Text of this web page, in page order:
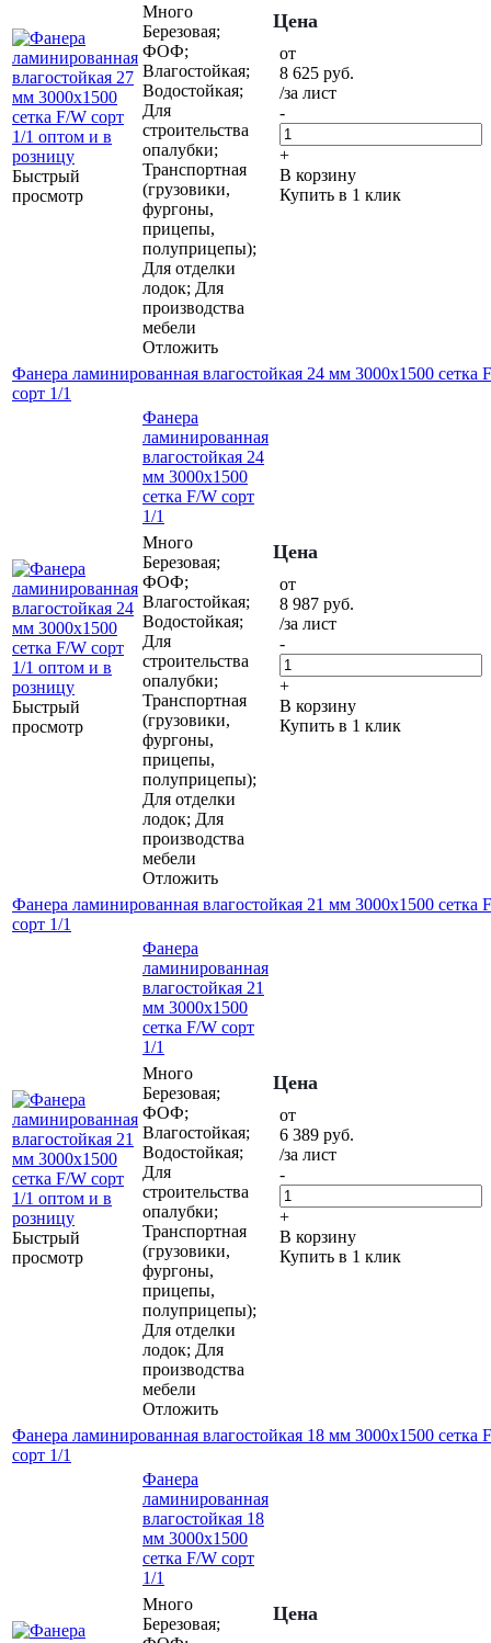
Быстрый
просмотр
Много
Березовая;
ФОФ;
Влагостойкая;
Водостойкая;
Для
строительства
опалубки;
Транспортная
(грузовики,
фургоны,
прицепы,
полуприцепы);
Для отделки
лодок; Для
производства
мебели
Отложить
Цена
от
8 625 руб.
/за лист
-
+
В корзину
Купить в 1 клик
Фанера ламинированная влагостойкая 24 мм 3000х1500 сетка
сорт 1/1
Быстрый
просмотр
Фанера
ламинированная
влагостойкая 24
мм 3000х1500
сетка F/W сорт
1/1
Много
Березовая;
ФОФ;
Влагостойкая;
Водостойкая;
Для
строительства
опалубки;
Транспортная
(грузовики,
фургоны,
прицепы,
полуприцепы);
Для отделки
лодок; Для
производства
мебели
Отложить
Цена
от
8 987 руб.
/за лист
-
+
В корзину
Купить в 1 клик
Фанера ламинированная влагостойкая 21 мм 3000х1500 сетка
сорт 1/1
Быстрый
просмотр
Фанера
ламинированная
влагостойкая 21
мм 3000х1500
сетка F/W сорт
1/1
Много
Березовая;
ФОФ;
Влагостойкая;
Водостойкая;
Для
строительства
опалубки;
Транспортная
(грузовики,
фургоны,
прицепы,
полуприцепы);
Для отделки
лодок; Для
производства
мебели
Отложить
Цена
от
6 389 руб.
/за лист
-
+
В корзину
Купить в 1 клик
Фанера ламинированная влагостойкая 18 мм 3000х1500 сетка
сорт 1/1
Фанера
ламинированная
влагостойкая 18
мм 3000х1500
сетка F/W сорт
1/1
Много
Березовая;
Цена